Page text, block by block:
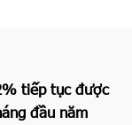
tiếp tục được
đầu năm